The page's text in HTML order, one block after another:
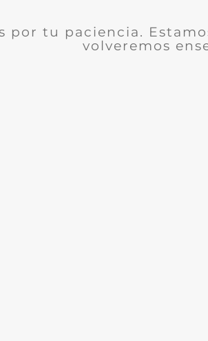
por tu paciencia.
volveremos